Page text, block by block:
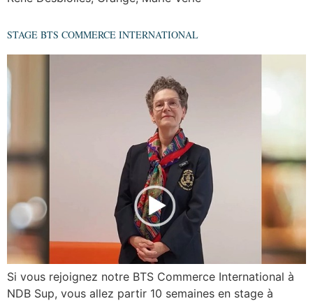
STAGE BTS COMMERCE INTERNATIONAL
Si vous rejoignez notre BTS Commerce International à
NDB Sup, vous allez partir 10 semaines en stage à